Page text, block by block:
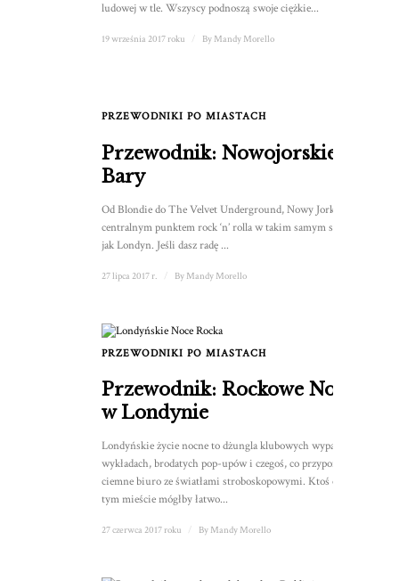
ludowej w tle. Wszyscy podnoszą swoje ciężkie...
19 września 2017 roku By Mandy Morello
PRZEWODNIKI PO MIASTACH
Przewodnik: Nowojorskie
Bary
Od Blondie do The Velvet Underground, Nowy Jork był
centralnym punktem rock ‘n’ rolla w takim samym stopniu
jak Londyn. Jeśli dasz radę ...
27 lipca 2017 r. By Mandy Morello
PRZEWODNIKI PO MIASTACH
Przewodnik: Rockowe Noce
w Londynie
Londyńskie życie nocne to dżungla klubowych wypadów po
wykładach, brodatych pop-upów i czegoś, co przypomina
ciemne biuro ze światłami stroboskopowymi. Ktoś obcy w
tym mieście mógłby łatwo...
27 czerwca 2017 roku By Mandy Morello